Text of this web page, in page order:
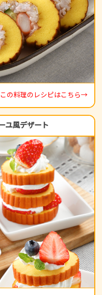
この料理のレシピはこちら→
ユ風デザート